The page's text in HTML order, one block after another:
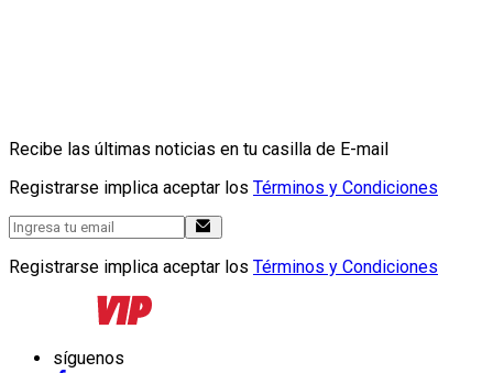
Recibe las últimas noticias en tu casilla de E-mail
Registrarse implica aceptar los Términos y Condiciones
Registrarse implica aceptar los Términos y Condiciones
síguenos